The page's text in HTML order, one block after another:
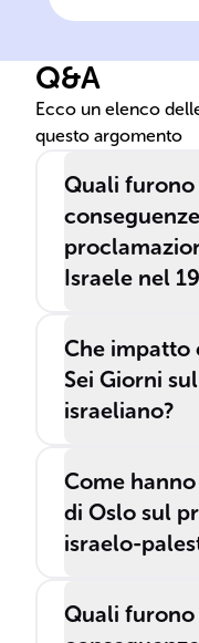
approvò la
divisione
due Stati,
______.
Q&A
Ecco un elenco
questo argomento
Quali
Israele nel
Che impatto
Sei Giorni
israeliano?
Come
di Oslo sul
israelo-
Quali furono